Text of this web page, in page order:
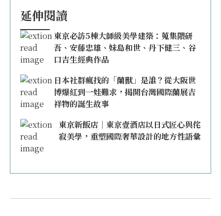
延伸閱讀
東京必訪5棟大師級美學建築：蒐集隈研
吾、安藤忠雄、妹島和世、丹下健三、谷
口吉生經典作品
日本社群瘋找的「蘭獸」是誰？從大阪世
博爆紅到一娃難求，揭開台灣國際蘭展吉
祥物的誕生故事
東京新飯店｜東京壹酒店以日式匠心與侘
寂美學，重塑國際奢華設計的地方性語彙